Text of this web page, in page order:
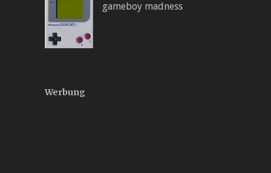
gameboy madness
Werbung